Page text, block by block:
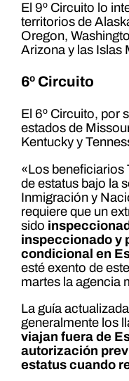
El 9º Circuito lo
territorios de
Oregon,
Arizona y las Islas
6º Circuito
El 6º Circuito, por
estados de
Kentucky y
«Los beneficiarios
de estatus bajo la
Inmigración y
requiere que un
sido
inspeccionado y
condicional en
esté exento de
martes la agencia
La guía
generalmente los
viajan fuera de
autorización
estatus cuando